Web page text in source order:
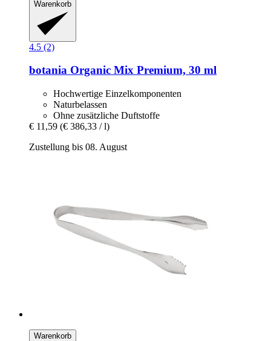
Warenkorb
4.5 (2)
botania Organic Mix Premium, 30 ml
Hochwertige Einzelkomponenten
Naturbelassen
Ohne zusätzliche Duftstoffe
€ 11,59 (€ 386,33 / l)
Zustellung bis 08. August
Warenkorb